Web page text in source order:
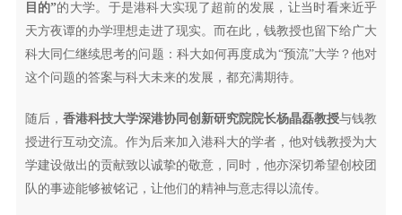
目的”的大学。于是港科大实现了超前的发展，让当时看来近乎
天方夜谭的办学理想走进了现实。而在此，钱教授也留下给广大
科大同仁继续思考的问题：科大如何再度成为“预流”大学？他对
这个问题的答案与科大未来的发展，都充满期待。
随后， 香港科技大学深港协同创新研究院院长杨晶磊教授与钱教
授进行互动交流。作为后来加入港科大的学者，他对钱教授为大
学建设做出的贡献致以诚挚的敬意，同时，他亦深切希望创校团
队的事迹能够被铭记，让他们的精神与意志得以流传。